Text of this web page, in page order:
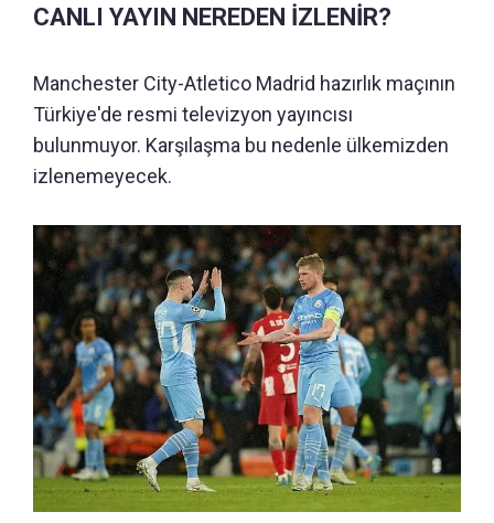
CANLI YAYIN NEREDEN İZLENİR?
Manchester City-Atletico Madrid hazırlık maçının
Türkiye'de resmi televizyon yayıncısı
bulunmuyor. Karşılaşma bu nedenle ülkemizden
izlenemeyecek.